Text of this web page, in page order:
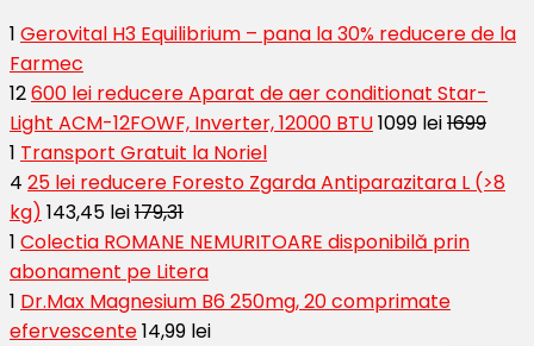
1 Gerovital H3 Equilibrium – pana la 30% reducere de la
Farmec
12600 lei reducere Aparat de aer conditionat Star-
Light ACM-12FOWF, Inverter, 12000 BTU1099 lei1699
1 Transport Gratuit la Noriel
4 25 lei reducere Foresto Zgarda Antiparazitara L (>8
kg) 143,45 lei179,31
1 Colectia ROMANE NEMURITOARE disponibilă prin
abonament pe Litera
1 Dr.Max Magnesium B6 250mg, 20 comprimate
efervescente14,99 lei